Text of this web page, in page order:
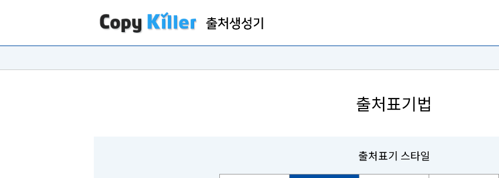
출처표기법
출처표기 스타일